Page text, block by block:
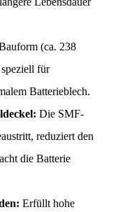
(ca. 238
für
Batterieblech.
Die SMF-
reduziert den
die Batterie
Erfüllt hohe